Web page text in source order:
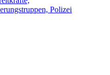
Polizei